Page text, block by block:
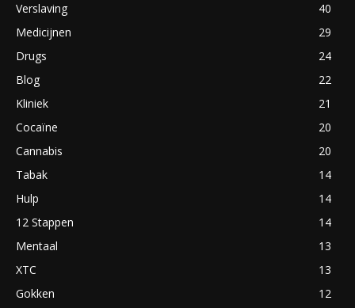
Verslaving
40
Medicijnen
29
Drugs
24
Blog
22
Kliniek
21
Cocaïne
20
Cannabis
20
Tabak
14
Hulp
14
12 Stappen
14
Mentaal
13
XTC
13
Gokken
12